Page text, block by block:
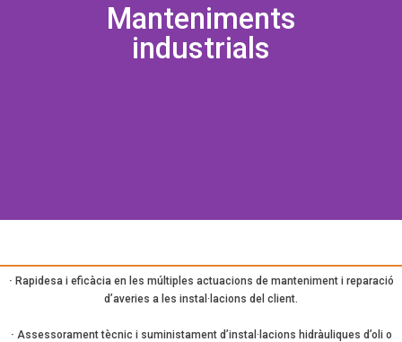
Manteniments
industrials
· Rapidesa i eficàcia en les múltiples actuacions de manteniment i reparació
d’averies a les instal·lacions del client.
· Assessorament tècnic i suministament d’instal·lacions hidràuliques d’oli o